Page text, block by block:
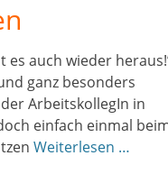
es auch wieder
ganz besonders
ArbeitskollegIn in
einfach einmal
Weiterlesen …